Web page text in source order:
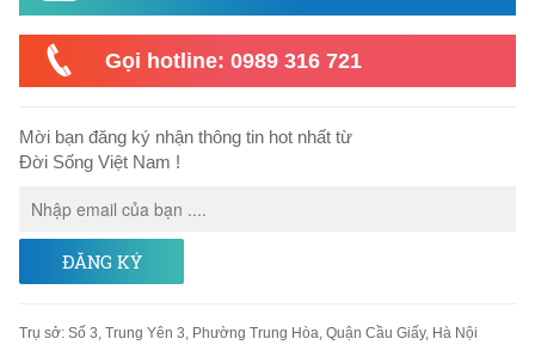
Gọi hotline: 0989 316 721
Mời bạn đăng ký nhận thông tin hot nhất từ
Đời Sống Việt Nam !
ĐĂNG KÝ
Trụ sở: Số 3, Trung Yên 3, Phường Trung Hòa, Quận Cầu Giấy, Hà Nội